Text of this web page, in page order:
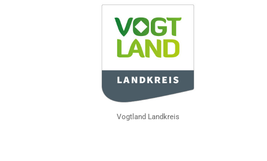
Vogtland Landkreis